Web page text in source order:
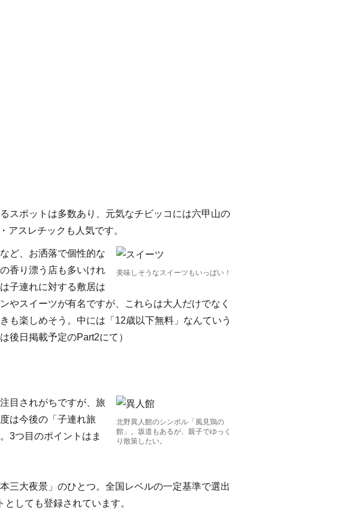
スポットは多数あり、元気なチビッコには六甲山の
アスレチックも人気です。
美味しそうなスイーツもいっぱい！
ど、お洒落で個性的な
香り漂う店も多いけれ
子連れに対する敷居は
やスイーツが有名ですが、これらは大人だけでなく
も楽しめそう。中には「12歳以下無料」なんていう
後日掲載予定のPart2にて）
北野異人館のシンボル「風見鶏の
館」。坂道もあるが、親子でゆっく
り散策したい。
目されがちですが、旅
は今後の「子連れ旅
3つ目のポイントはま
大夜景」のひとつ。全国レベルの一定基準で選出
しても登録されています。